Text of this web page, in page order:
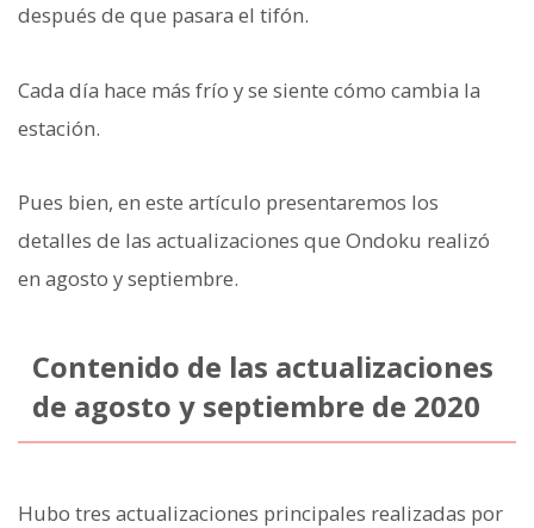
después de que pasara el tifón.
Cada día hace más frío y se siente cómo cambia la
estación.
Pues bien, en este artículo presentaremos los
detalles de las actualizaciones que Ondoku realizó
en agosto y septiembre.
Contenido de las actualizaciones
de agosto y septiembre de 2020
Hubo tres actualizaciones principales realizadas por